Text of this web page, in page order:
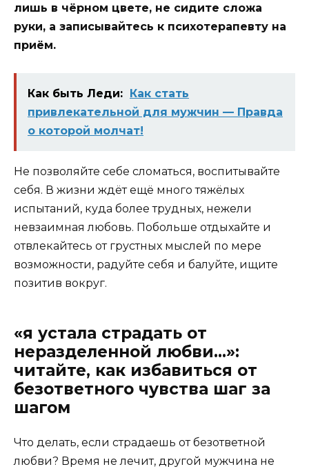
лишь в чёрном цвете, не сидите сложа
руки, а записывайтесь к психотерапевту на
приём.
Как быть Леди: Как стать
привлекательной для мужчин — Правда
о которой молчат!
Не позволяйте себе сломаться, воспитывайте
себя. В жизни ждёт ещё много тяжёлых
испытаний, куда более трудных, нежели
невзаимная любовь. Побольше отдыхайте и
отвлекайтесь от грустных мыслей по мере
возможности, радуйте себя и балуйте, ищите
позитив вокруг.
«я устала страдать от
неразделенной любви…»‎:
читайте, как избавиться от
безответного чувства шаг за
шагом
Что делать, если страдаешь от безответной
любви? Время не лечит, другой мужчина не